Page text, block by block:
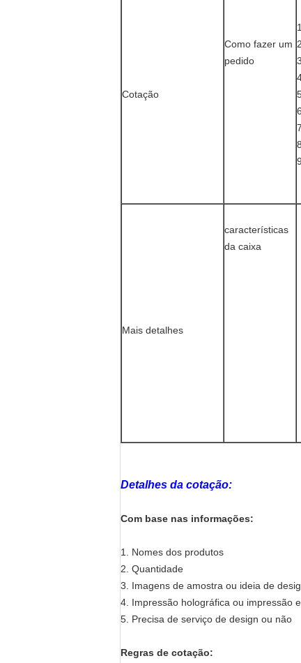
Cotação
Como fazer um
pedido
Mais detalhes
características
da caixa
Detalhes da cotação:
Com base nas informações:
1. Nomes dos produtos
2. Quantidade
3. Imagens de amostra ou ideia de
4. Impressão holográfica ou impressão
5. Precisa de serviço de design ou não
Regras de cotação: